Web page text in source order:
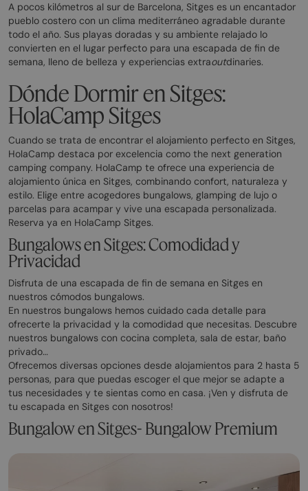
A pocos kilómetros al sur de Barcelona, Sitges es un encantador
pueblo costero con un clima mediterráneo agradable durante
todo el año. Sus playas doradas y su ambiente relajado lo
convierten en el lugar perfecto para una escapada de fin de
semana, lleno de belleza y experiencias extraoutdinaries.
Dónde Dormir en Sitges:
HolaCamp Sitges
Cuando se trata de encontrar el alojamiento perfecto en Sitges,
HolaCamp destaca por excelencia como the next generation
camping company. HolaCamp te ofrece una experiencia de
alojamiento única en Sitges, combinando confort, naturaleza y
estilo. Elige entre acogedores bungalows, glamping de lujo o
parcelas para acampar y vive una escapada personalizada.
Reserva ya en HolaCamp Sitges.
Bungalows en Sitges: Comodidad y
Privacidad
Disfruta de una escapada de fin de semana en Sitges en
nuestros cómodos bungalows.
En nuestros bungalows hemos cuidado cada detalle para
ofrecerte la privacidad y la comodidad que necesitas. Descubre
nuestros bungalows con cocina completa, sala de estar, baño
privado…
Ofrecemos diversas opciones desde alojamientos para 2 hasta 5
personas, para que puedas escoger el que mejor se adapte a
tus necesidades y te sientas como en casa. ¡Ven y disfruta de
tu escapada en Sitges con nosotros!
Bungalow en Sitges- Bungalow Premium